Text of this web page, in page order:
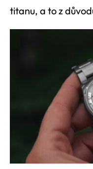
titanu, a to z